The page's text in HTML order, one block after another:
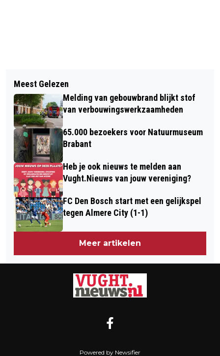
20 JAAR VOEDSELBANK VUGHT
BEZOEKERS ENTHOUSIAST OVER DE
GROENE PARELS VAN VUGHT,
HELVOIRT EN CROMVOIRT
Meest Gelezen
Melding van gebouwbrand blijkt stof
van verbouwingswerkzaamheden
65.000 bezoekers voor Natuurmuseum
Brabant
Heb je ook nieuws te melden aan
Vught.Nieuws van jouw vereniging?
FC Den Bosch start met een gelijkspel
tegen Almere City (1-1)
Meer artikelen
Powered by Newsifier